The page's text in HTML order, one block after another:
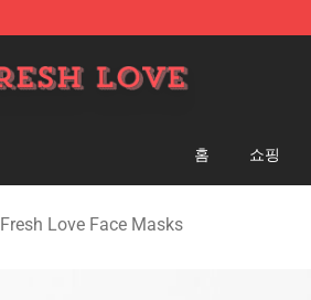
홈 쇼핑
Fresh Love Face Masks